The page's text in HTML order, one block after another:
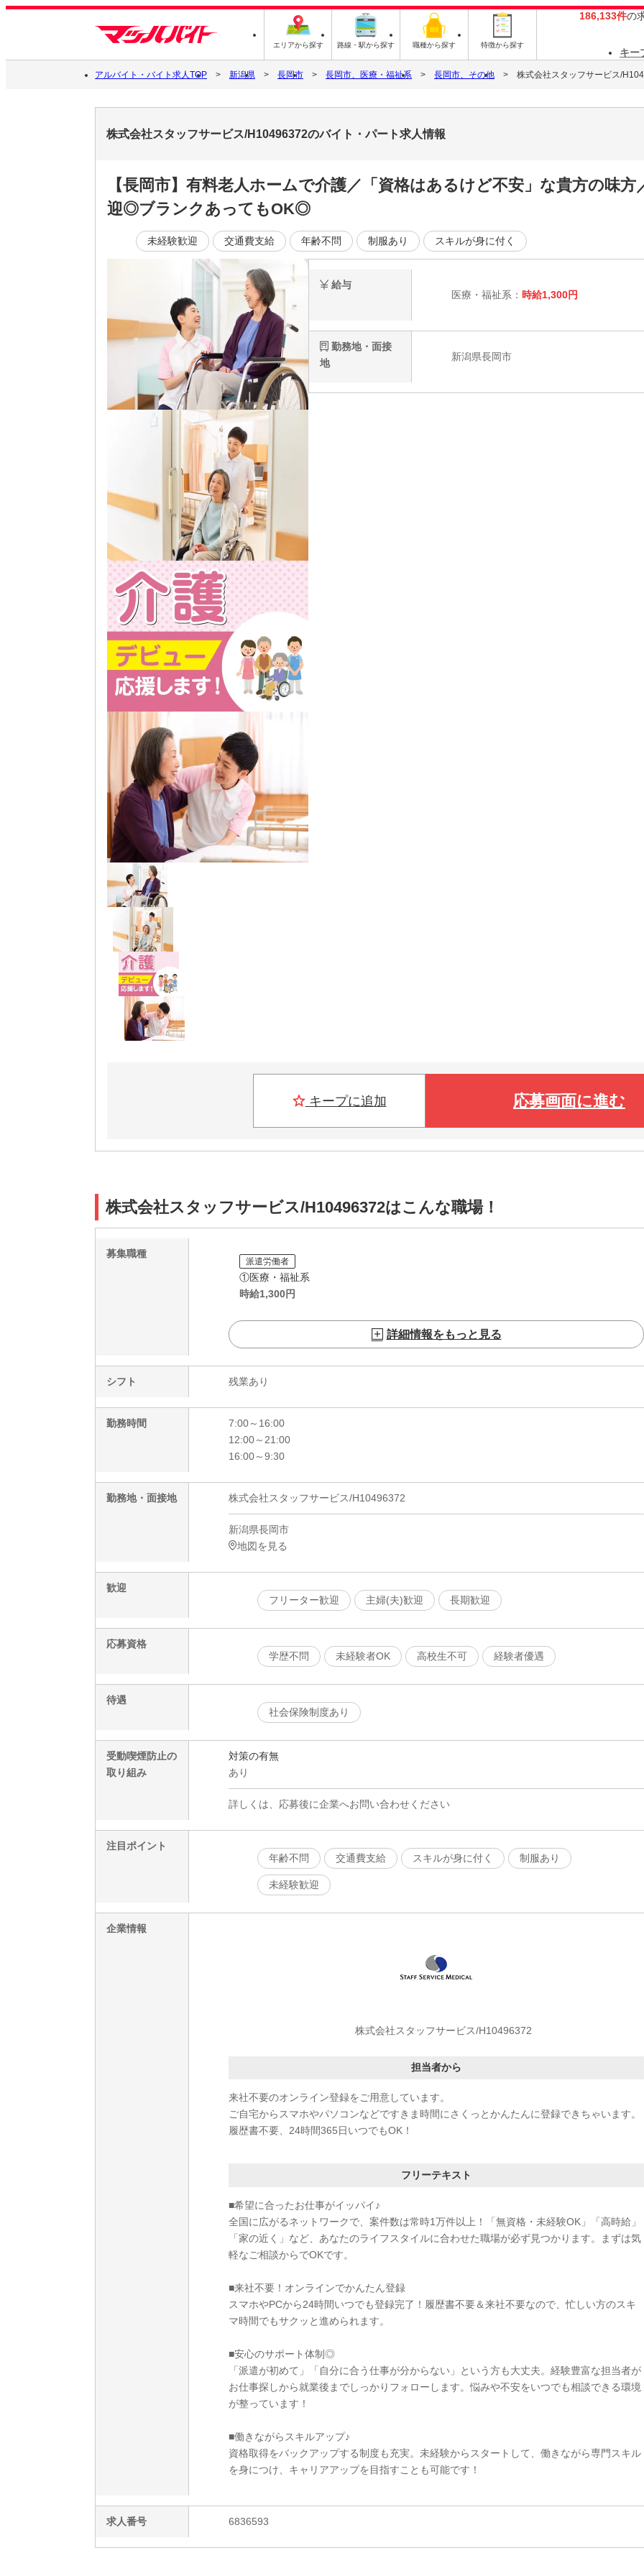
エリアから探す 路線・駅から探す 職種から探す 特徴から探す
186,133件の
キー
アルバイト・バイト求人TOP 新潟県 長岡市 長岡市、医療・福祉系 長岡市、その他 株式会社スタッフサービス/
株式会社スタッフサービス/H10496372のバイト・パート求人情報
【長岡市】有料老人ホームで介護／「資格はあるけど不安」な貴方の味
迎◎ブランクあってもOK◎
未経験歓迎 交通費支給 年齢不問 制服あり スキルが身に付く
給与
医療・福祉系： 時給1,300円
勤務地・面接
地
新潟県長岡市
キープに追加 応募画面に進む
株式会社スタッフサービス/H10496372はこんな職場！
募集職種
派遣労働者
①医療・福祉系
時給1,300円
詳細情報をもっと見る
シフト 残業あり
勤務時間
7:00～16:00
12:00～21:00
16:00～9:30
勤務地・面接地 株式会社スタッフサービス/H10496372
新潟県長岡市
地図を見る
歓迎
フリーター歓迎
主婦(夫)歓迎 長期歓迎
応募資格
学歴不問
未経験者OK 高校生不可 経験者優遇
待遇
社会保険制度あり
受動喫煙防止の
取り組み
対策の有無
あり
詳しくは、応募後に企業へお問い合わせください
注目ポイント
年齢不問
交通費支給 スキルが身に付く 制服あり
未経験歓迎
企業情報
株式会社スタッフサービス/H10496372
担当者から
来社不要のオンライン登録をご用意しています。
ご自宅からスマホやパソコンなどですきま時間にさくっとかんたんに登録できちゃいます。
履歴書不要、24時間365日いつでもOK！
フリーテキスト
■希望に合ったお仕事がイッパイ♪
全国に広がるネットワークで、案件数は常時1万件以上！「無資格・未経験OK」「高時給」
「家の近く」など、あなたのライフスタイルに合わせた職場が必ず見つかります。まずは気
軽なご相談からでOKです。
■来社不要！オンラインでかんたん登録
スマホやPCから24時間いつでも登録完了！履歴書不要＆来社不要なので、忙しい方のスキ
マ時間でもサクッと進められます。
■安心のサポート体制◎
「派遣が初めて」「自分に合う仕事が分からない」という方も大丈夫。経験豊富な担当者が
お仕事探しから就業後までしっかりフォローします。悩みや不安をいつでも相談できる環境
が整っています！
■働きながらスキルアップ♪
資格取得をバックアップする制度も充実。未経験からスタートして、働きながら専門スキル
を身につけ、キャリアアップを目指すことも可能です！
求人番号 6836593